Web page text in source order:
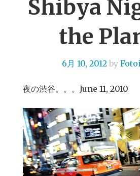
Shibya
the
6月 10, 2012 by
夜の渋谷。。。June 11, 2010